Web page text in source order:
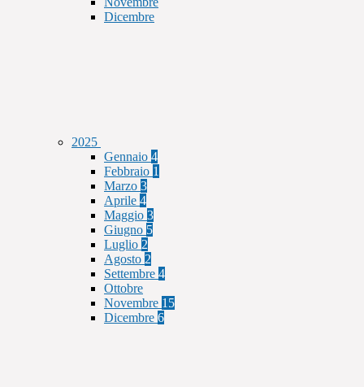
Dicembre
2025
Gennaio 4
Febbraio 1
Marzo 3
Aprile 4
Maggio 3
Giugno 5
Luglio 2
Agosto 2
Settembre 4
Ottobre
Novembre 15
Dicembre 6